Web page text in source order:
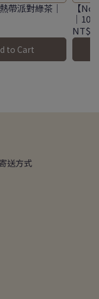
活潑。
帶派對綠茶｜
to Cart
【
｜
寄送方式